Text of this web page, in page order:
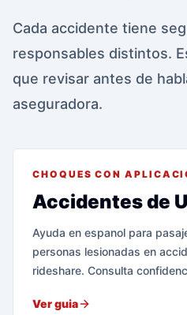
Cada accidente tiene
responsables distintos.
que revisar antes de
aseguradora.
CHOQUES CON
Accidentes de
Ayuda en espanol para
personas lesionadas en
rideshare. Consulta
Ver guia